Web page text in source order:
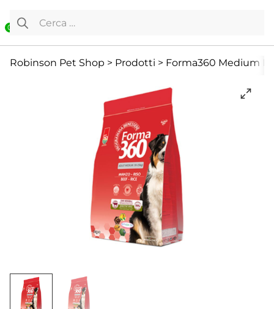
0
Ricerca per:
Robinson Pet Shop > Prodotti > Forma360 Medium